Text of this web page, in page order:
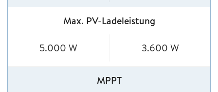
Max. PV-Ladeleistung
5.000 W 3.600 W
MPPT